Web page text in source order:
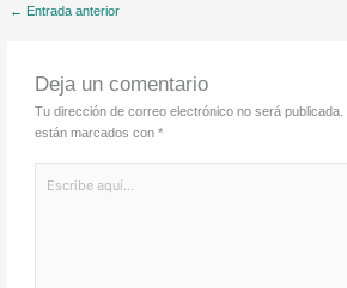
← Entrada anterior
Deja un comentario
Tu dirección de correo electrónico no será publicada.
están marcados con*
aquí...